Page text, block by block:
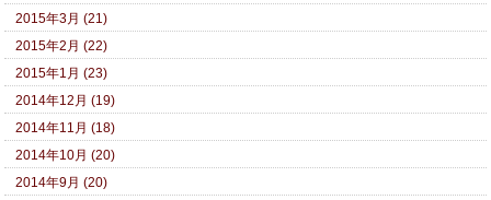
2015年3月 (21)
2015年2月 (22)
2015年1月 (23)
2014年12月 (19)
2014年11月 (18)
2014年10月 (20)
2014年9月 (20)